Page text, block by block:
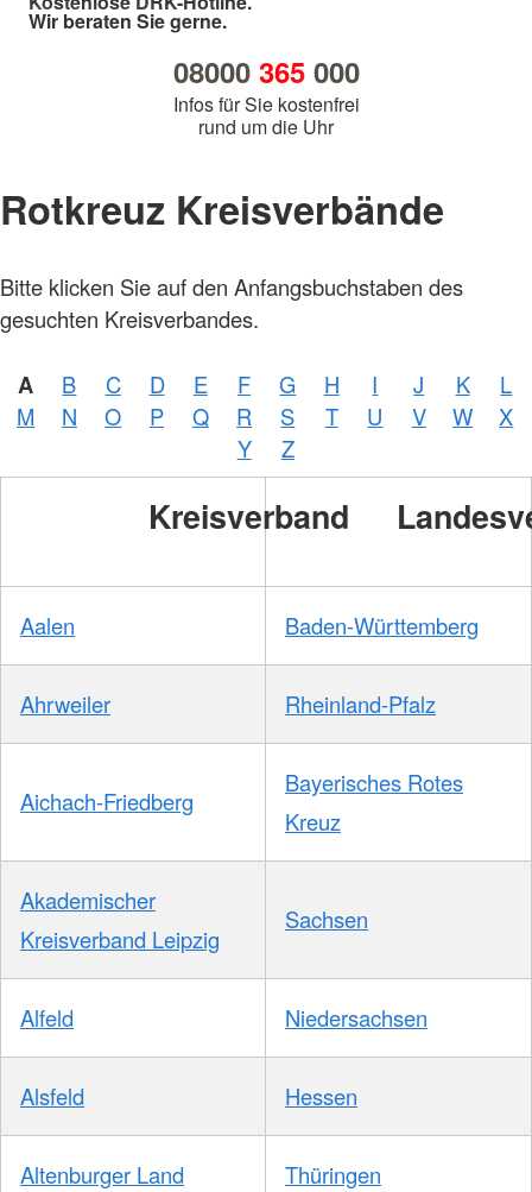
Wir beraten Sie gerne.
08000 365000
Infos für Sie kostenfrei
rund um die Uhr
Rotkreuz Kreisverbände
Bitte klicken Sie auf den Anfangsbuchstaben des
gesuchten Kreisverbandes.
A B C D E F G H I J K
L
M
N O P Q R S T U V W
X
Y
Z
Kreisverband
Aalen Baden-Württemberg
Ahrweiler Rheinland-Pfalz
Aichach-Friedberg
Bayerisches Rotes
Kreuz
Akademischer
Kreisverband Leipzig
Sachsen
Alfeld Niedersachsen
Alsfeld Hessen
Altenburger Land Thüringen